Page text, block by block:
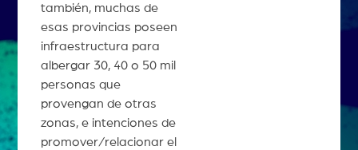
también, muchas de
esas provincias poseen
infraestructura para
albergar 30, 40 o 50 mil
personas que
provengan de otras
zonas, e intenciones de
promover/relacionar el